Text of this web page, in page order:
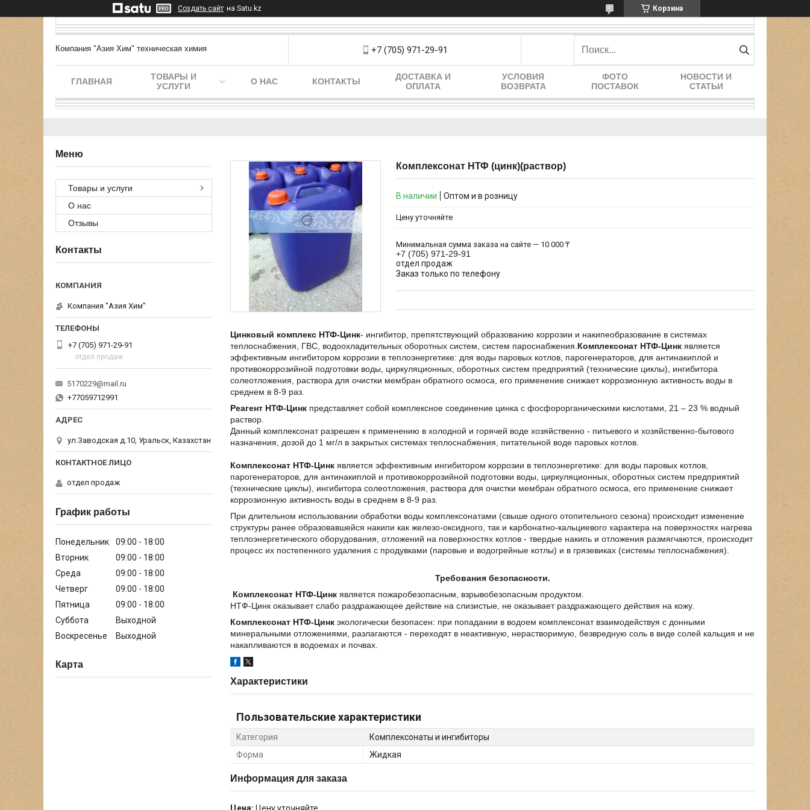
Создать сайт на Satu.kz Корзина
Компания "Азия Хим" техническая химия +7 (705) 971-29-91
ГЛАВНАЯ
ТОВАРЫ И
УСЛУГИ
О НАС КОНТАКТЫ
ДОСТАВКА И
ОПЛАТА
УСЛОВИЯ
ВОЗВРАТА
ФОТО
ПОСТАВОК
НОВОСТИ И
СТАТЬИ
Комплексонат НТФ (цинк)(раствор)
В наличии Оптом и в розницу
Цену уточняйте
Минимальная сумма заказа на сайте — 10 000 ₸
+7 (705) 971-29-91
отдел продаж
Заказ только по телефону
Цинковый комплекс НТФ-Цинк- ингибитор, препятствующий образованию коррозии и накипеобразование в системах
теплоснабжения, ГВС, водоохладительных оборотных систем, систем пароснабжения. Комплексонат НТФ-Цинк является
эффективным ингибитором коррозии в теплоэнергетике: для воды паровых котлов, парогенераторов, для антинакиплой и
противокоррозийной подготовки воды, циркуляционных, оборотных систем предприятий (технические циклы), ингибитора
солеотложения, раствора для очистки мембран обратного осмоса, его применение снижает коррозионную активность воды в
среднем в 8-9 раз.
Реагент НТФ-Цинк представляет собой комплексное соединение цинка с фосфорорганическими кислотами, 21 – 23 % водный
раствор.
Данный комплексонат разрешен к применению в холодной и горячей воде хозяйственно - питьевого и хозяйственно-бытового
назначения, дозой до 1 мг/л в закрытых системах теплоснабжения, питательной воде паровых котлов.
Комплексонат НТФ-Цинк является эффективным ингибитором коррозии в теплоэнергетике: для воды паровых котлов,
парогенераторов, для антинакиплой и противокоррозийной подготовки воды, циркуляционных, оборотных систем предприятий
(технические циклы), ингибитора солеотложения, раствора для очистки мембран обратного осмоса, его применение снижает
коррозионную активность воды в среднем в 8-9 раз.
При длительном использовании обработки воды комплексонатами (свыше одного отопительного сезона) происходит изменение
структуры ранее образовавшейся накипи как железо-оксидного, так и карбонатно-кальциевого характера на поверхностях нагрева
теплоэнергетического оборудования, отложений на поверхностях котлов - твердые накипь и отложения размягчаются, происходит
процесс их постепенного удаления с продувками (паровые и водогрейные котлы) и в грязевиках (системы теплоснабжения).
Требования безопасности.
Комплексонат НТФ-Цинк является пожаробезопасным, взрывобезопасным продуктом.
НТФ-Цинк оказывает слабо раздражающее действие на слизистые, не оказывает раздражающего действия на кожу.
Комплексонат НТФ-Цинк экологически безопасен: при попадании в водоем комплексонат взаимодействуя с донными
минеральными отложениями, разлагаются - переходят в неактивную, нерастворимую, безвредную соль в виде солей кальция и не
накапливаются в водоемах и почвах.
Характеристики
Пользовательские характеристики
Категория
Комплексонаты и ингибиторы
Форма
Жидкая
Информация для заказа
Товары и услуги
О нас
Отзывы
Контакты
Компания "Азия Хим"
+7 (705) 971-29-91
отдел продаж
5170229@mail.ru
+77059712991
ул.Заводская д.10, Уральск, Казахстан
отдел продаж
График работы
Понедельник 09:00
18:00
Вторник
09:00
18:00
Среда
09:00
18:00
Четверг
09:00
18:00
Пятница
09:00
18:00
Суббота
Выходной
Воскресенье
Выходной
Карта